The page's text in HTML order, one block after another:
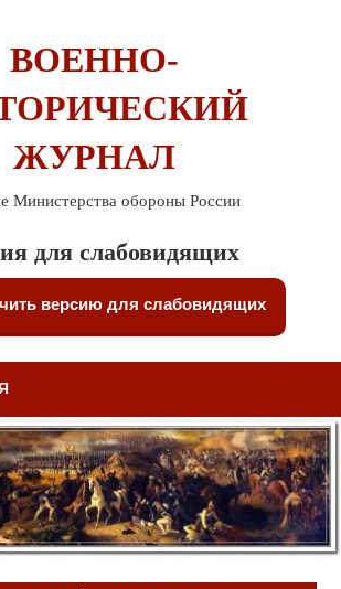
ВОЕННО-
ЖУРНАЛ
Министерства обороны России
для слабовидящих
версию для слабовидящих